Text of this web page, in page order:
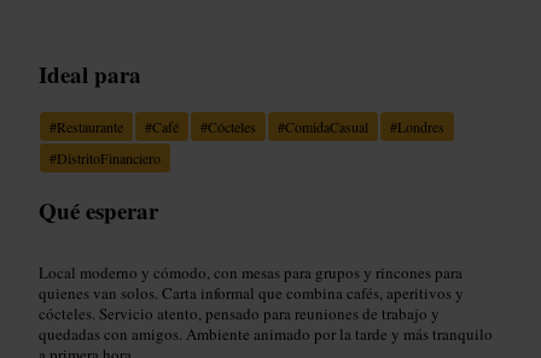
Ideal para
#Restaurante #Café #Cócteles #ComidaCasual #Londres
#DistritoFinanciero
Qué esperar
Local moderno y cómodo, con mesas para grupos y rincones para
quienes van solos. Carta informal que combina cafés, aperitivos y
cócteles. Servicio atento, pensado para reuniones de trabajo y
quedadas con amigos. Ambiente animado por la tarde y más tranquilo